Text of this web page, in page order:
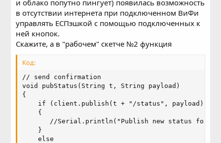
и облако попутно пингует) появилась возможность
в отсутствии интернета при подключенном ВиФи
управлять ЕСПэшкой с помощью подключенных к
ней кнопок.
Скажите, а в "рабочем" скетче №2 функция
Код:
// send confirmation
void pubStatus(String t, String payload)
{
    if (client.publish(t + "/status", payload))
    {
//Serial.println("Publish new status for "
    }
    else